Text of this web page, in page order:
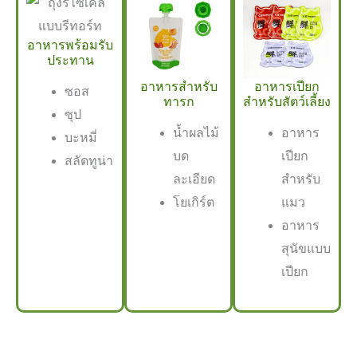
อาหารพร้อมรับ
ประทาน
ซอส
ซุป
บะหมี่
สลัดทูน่า
อาหารสำหรับ
ทารก
น้ำผลไม้
บด
ละเอียด
โยเกิร์ต
อาหารเปียก
สำหรับสัตว์เลี้ยง
อาหาร
เปียก
สำหรับ
แมว
อาหาร
สุนัขแบบ
เปียก